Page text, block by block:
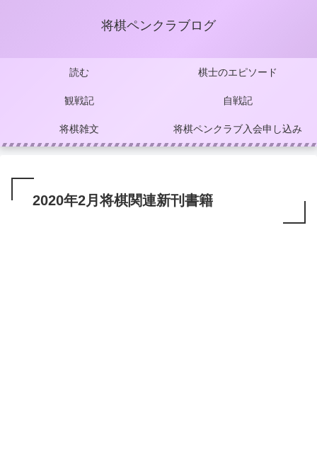
将棋ペンクラブログ
読む 棋士のエピソード
観戦記 自戦記
将棋雑文 将棋ペンクラブ入会申し込み
2020年2月将棋関連新刊書籍